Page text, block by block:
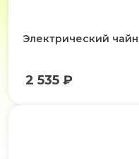
Электрический
2 535 ₽